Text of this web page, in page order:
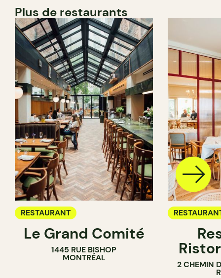
Plus de restaurants
RESTAURANT
Le Grand Comité
1445 RUE BISHOP
MONTRÉAL
2 CHEMIN